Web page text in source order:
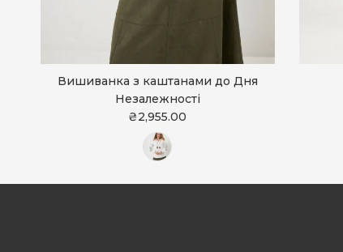
Вишиванка з каштанами до Дня
Незалежності
₴2,955.00